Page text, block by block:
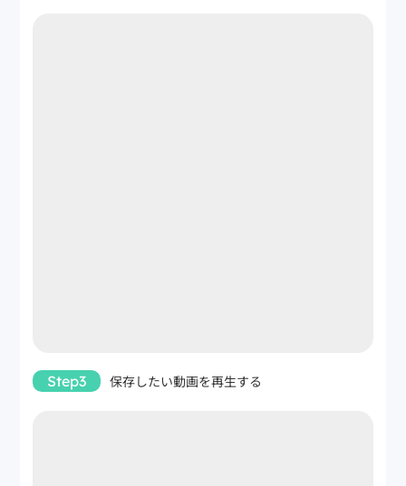
Step3 保存したい動画を再生する